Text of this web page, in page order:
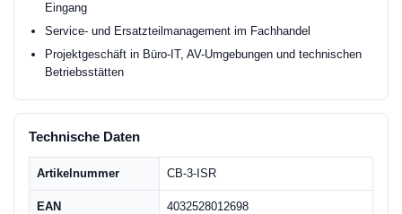
Eingang
Service- und Ersatzteilmanagement im Fachhandel
Projektgeschäft in Büro-IT, AV-Umgebungen und technischen
Betriebsstätten
Technische Daten
Artikelnummer CB-3-ISR
EAN 4032528012698